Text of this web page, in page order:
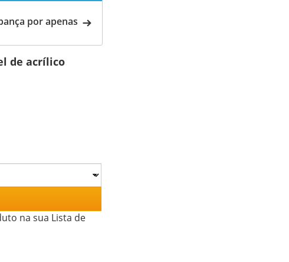
por apenas
de acrílico
na sua Lista de